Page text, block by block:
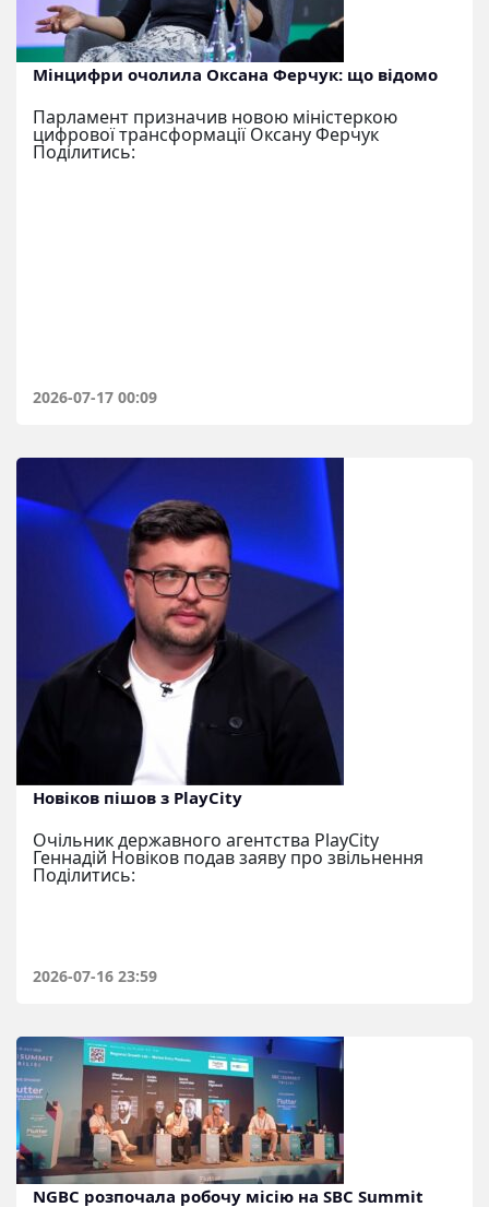
Мінцифри очолила Оксана Ферчук: що відомо
Парламент призначив новою міністеркою
цифрової трансформації Оксану Ферчук
Поділитись:
2026-07-17 00:09
Новіков пішов з PlayCity
Очільник державного агентства PlayCity
Геннадій Новіков подав заяву про звільнення
Поділитись:
2026-07-16 23:59
NGBC розпочала робочу місію на SBC Summit